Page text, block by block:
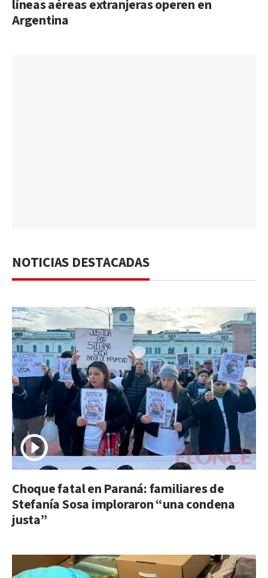
líneas aéreas extranjeras operen en
Argentina
NOTICIAS DESTACADAS
Choque fatal en Paraná: familiares de
Stefanía Sosa imploraron “una condena
justa”